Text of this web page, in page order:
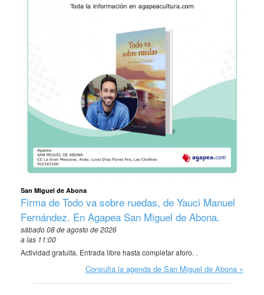
San Miguel de Abona
Firma de Todo va sobre ruedas, de Yauci Manuel
Fernández. En Agapea San Miguel de Abona.
sábado 08 de agosto de 2026
a las 11:00
Actividad gratuita. Entrada libre hasta completar aforo. .
Consulta la agenda de San Miguel de Abona